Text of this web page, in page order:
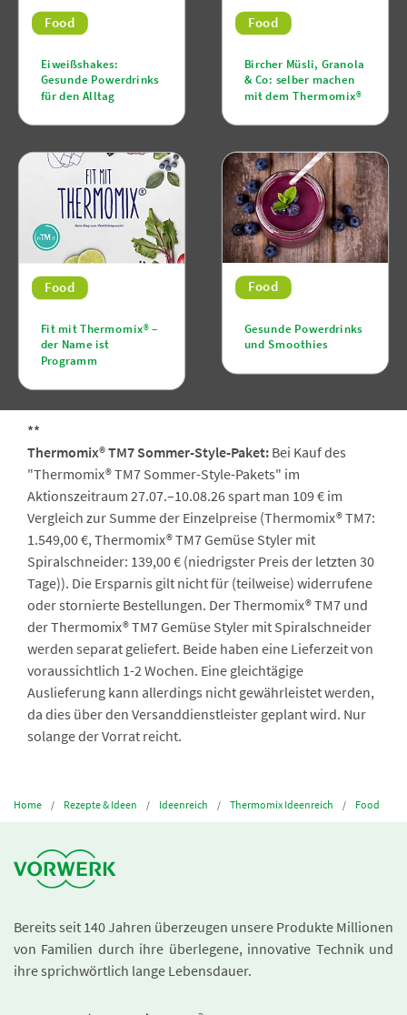
Food
Eiweißshakes:
Gesunde Powerdrinks
für den Alltag
Food
Bircher Müsli, Granola
& Co: selber machen
mit dem Thermomix®
Food
Fit mit Thermomix® –
der Name ist
Programm
Food
Gesunde Powerdrinks
und Smoothies
**
Thermomix® TM7 Sommer-Style-Paket: Bei Kauf des
"Thermomix® TM7 Sommer-Style-Pakets" im
Aktionszeitraum 27.07.–10.08.26 spart man 109 € im
Vergleich zur Summe der Einzelpreise (Thermomix® TM7:
1.549,00 €, Thermomix® TM7 Gemüse Styler mit
Spiralschneider: 139,00 € (niedrigster Preis der letzten 30
Tage)). Die Ersparnis gilt nicht für (teilweise) widerrufene
oder stornierte Bestellungen. Der Thermomix® TM7 und
der Thermomix® TM7 Gemüse Styler mit Spiralschneider
werden separat geliefert. Beide haben eine Lieferzeit von
voraussichtlich 1-2 Wochen. Eine gleichtägige
Auslieferung kann allerdings nicht gewährleistet werden,
da dies über den Versanddienstleister geplant wird. Nur
solange der Vorrat reicht.
Home Rezepte & Ideen Ideenreich Thermomix Ideenreich Food
Bereits seit 140 Jahren überzeugen unsere Produkte Millionen
von Familien durch ihre überlegene, innovative Technik und
ihre sprichwörtlich lange Lebensdauer.